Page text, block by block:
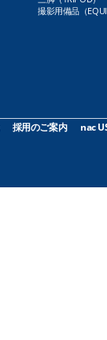
撮影用備品（
採用のご案内 nac